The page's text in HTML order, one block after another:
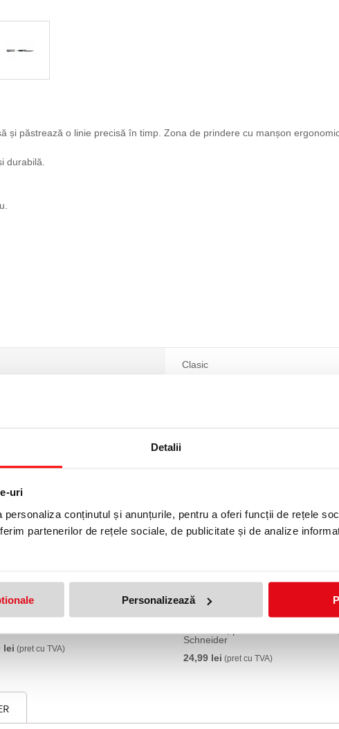
Detalii
uri
personaliza conținutul și anunțurile, pentru a oferi funcții de rețele
partenerilor de rețele sociale, de publicitate și de analize
Personalizează
și păstrează o linie precisă în timp. Zona de prindere cu manșon
durabilă.
Clasic
Voyage 2023/2024, roz,
lei (pret cu TVA)
Stilou Easy 2023/2024, culoare
Schneider
24,99 lei (pret cu TVA)